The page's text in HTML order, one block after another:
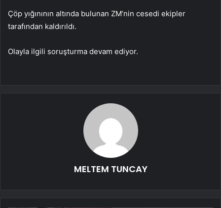
Çöp yığınının altında bulunan ZM’nin cesedi ekipler
tarafından kaldırıldı.
Olayla ilgili soruşturma devam ediyor.
MELTEM TUNCAY